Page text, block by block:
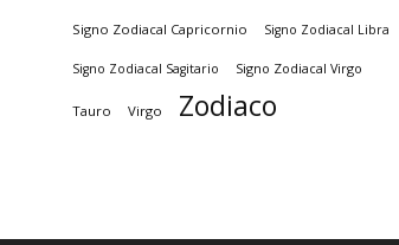
Signo Zodiacal Capricornio Signo Zodiacal Libra
Signo Zodiacal Sagitario Signo Zodiacal Virgo
Tauro Virgo Zodiaco